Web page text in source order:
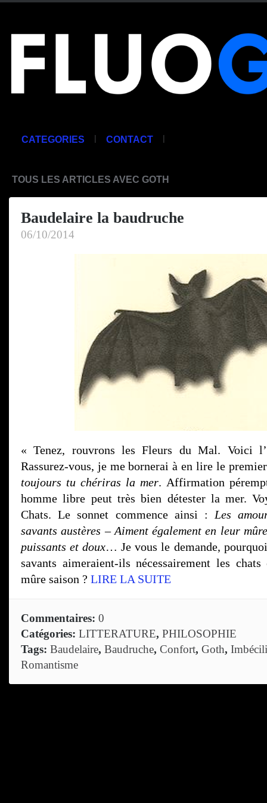
CATEGORIES | CONTACT |
TOUS LES ARTICLES AVEC GOTH
Baudelaire la baudruche
06/10/2014
« Tenez, rouvrons les Fleurs du Mal. Voici
Rassurez-vous, je me bornerai à en lire le
toujours tu chériras la mer. Affirmation
homme libre peut très bien détester la mer.
Chats. Le sonnet commence ainsi : Les
savants austères – Aiment également en leur
puissants et doux… Je vous le demande,
savants aimeraient-ils nécessairement les
mûre saison ? LIRE LA SUITE
Commentaires: 0
Catégories: LITTERATURE, PHILOSOPHIE
Tags: Baudelaire, Baudruche, Confort, Goth,
Romantisme